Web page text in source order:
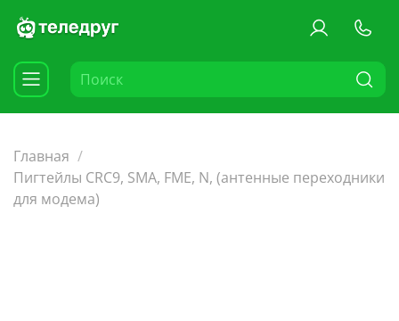
Главная
Пигтейлы CRC9, SMA, FME, N, (антенные переходники
для модема)